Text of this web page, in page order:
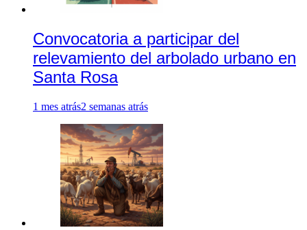
Convocatoria a participar del
relevamiento del arbolado urbano en
Santa Rosa
1 mes atrás2 semanas atrás